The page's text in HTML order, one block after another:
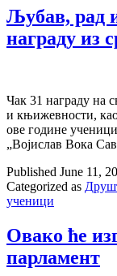
Љубав, рад
награду из
Чак 31 награду на
и књижевности,
ове године
„Војислав Вока
Published June 11,
Categorized as
ученици
Овако ће
парламент